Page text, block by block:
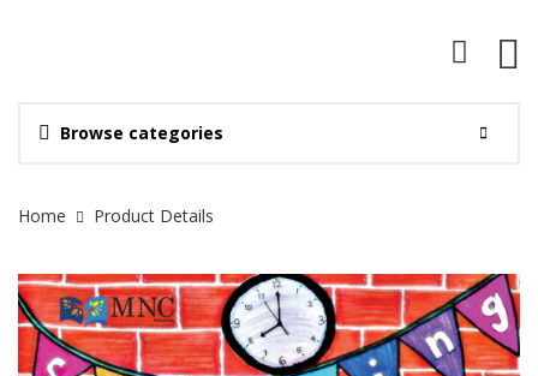
Browse categories
Site Breadcrumb
Home Product Details